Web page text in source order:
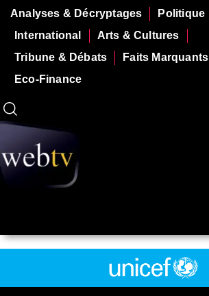
Analyses & Décryptages
Politique
International
Arts & Cultures
Tribune & Débats
Faits Marquants
Eco-Finance